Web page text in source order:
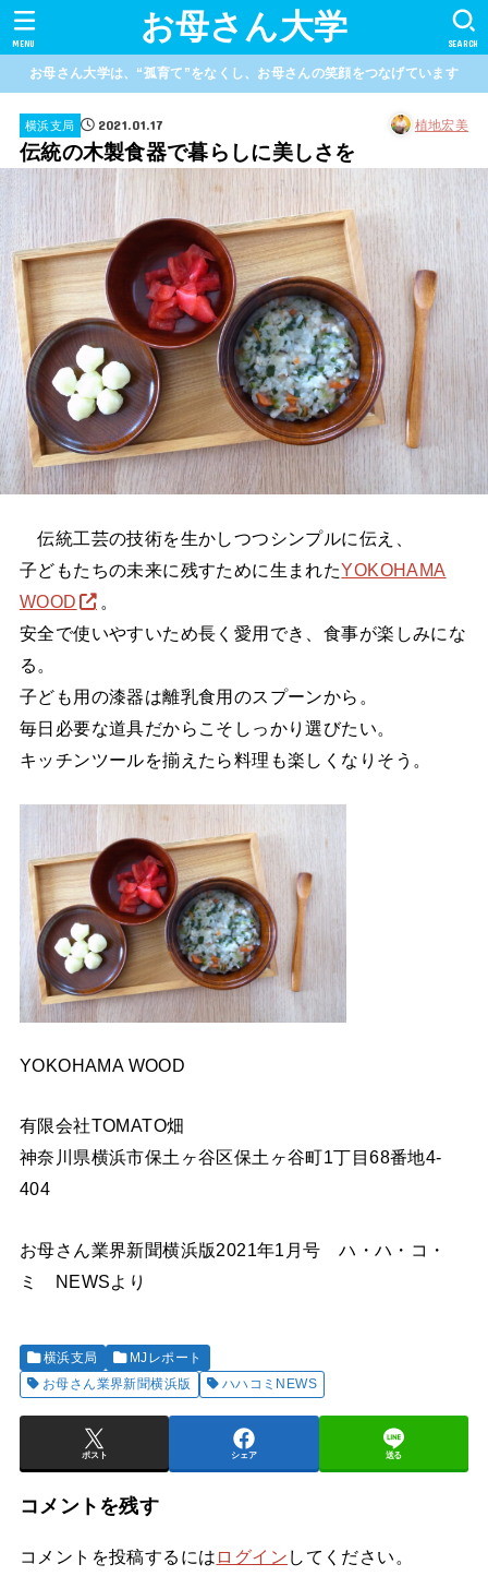
お母さん大学 SEARCH
MENU
お母さん大学は、“孤育て”をなくし、お母さんの笑顔をつなげています
横浜支局 2021.01.17 植地宏美
伝統の木製食器で暮らしに美しさを
伝統工芸の技術を生かしつつシンプルに伝え、
子どもたちの未来に残すために生まれたYOKOHAMA
WOOD
。
安全で使いやすいため長く愛用でき、食事が楽しみにな
る。
子ども用の漆器は離乳食用のスプーンから。
毎日必要な道具だからこそしっかり選びたい。
キッチンツールを揃えたら料理も楽しくなりそう。
YOKOHAMA WOOD
有限会社TOMATO畑
神奈川県横浜市保土ヶ谷区保土ヶ谷町1丁目68番地4-
404
お母さん業界新聞横浜版2021年1月号 ハ・ハ・コ・
ミ NEWSより
横浜支局
MJレポート
お母さん業界新聞横浜版
ハハコミNEWS
ポスト シェア 送る
コメントを残す
コメントを投稿するには ログイン してください。